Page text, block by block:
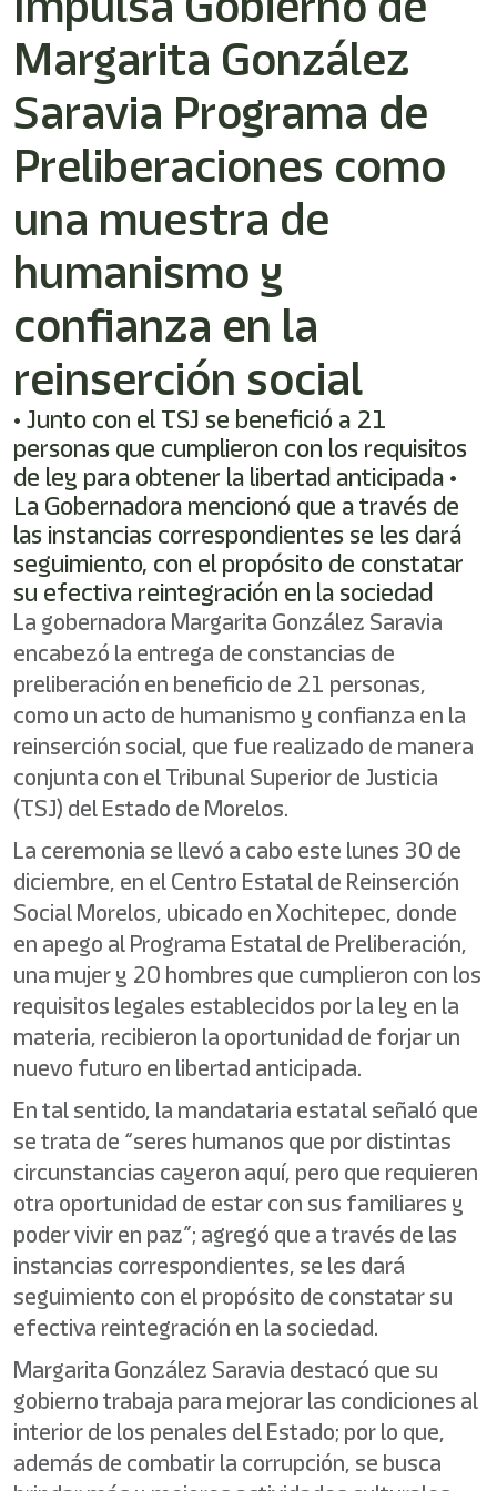
Margarita González
Saravia Programa de
Preliberaciones como
una muestra de
humanismo y
confianza en la
reinserción social
• Junto con el TSJ se benefició a 21
personas que cumplieron con los requisitos
de ley para obtener la libertad anticipada •
La Gobernadora mencionó que a través de
las instancias correspondientes se les dará
seguimiento, con el propósito de constatar
su efectiva reintegración en la sociedad
La gobernadora Margarita González Saravia
encabezó la entrega de constancias de
preliberación en beneficio de 21 personas,
como un acto de humanismo y confianza en la
reinserción social, que fue realizado de manera
conjunta con el Tribunal Superior de Justicia
(TSJ) del Estado de Morelos.
La ceremonia se llevó a cabo este lunes 30 de
diciembre, en el Centro Estatal de Reinserción
Social Morelos, ubicado en Xochitepec, donde
en apego al Programa Estatal de Preliberación,
una mujer y 20 hombres que cumplieron con los
requisitos legales establecidos por la ley en la
materia, recibieron la oportunidad de forjar un
nuevo futuro en libertad anticipada.
En tal sentido, la mandataria estatal señaló que
se trata de “seres humanos que por distintas
circunstancias cayeron aquí, pero que requieren
otra oportunidad de estar con sus familiares y
poder vivir en paz”; agregó que a través de las
instancias correspondientes, se les dará
seguimiento con el propósito de constatar su
efectiva reintegración en la sociedad.
Margarita González Saravia destacó que su
gobierno trabaja para mejorar las condiciones al
interior de los penales del Estado; por lo que,
además de combatir la corrupción, se busca